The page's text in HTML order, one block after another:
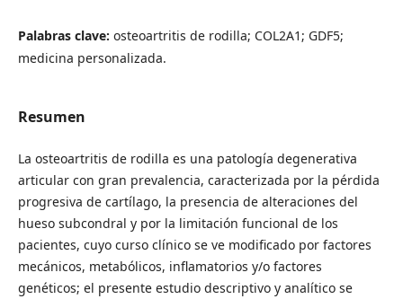
Palabras clave: osteoartritis de rodilla; COL2A1; GDF5;
medicina personalizada.
Resumen
La osteoartritis de rodilla es una patología degenerativa
articular con gran prevalencia, caracterizada por la pérdida
progresiva de cartílago, la presencia de alteraciones del
hueso subcondral y por la limitación funcional de los
pacientes, cuyo curso clínico se ve modificado por factores
mecánicos, metabólicos, inflamatorios y/o factores
genéticos; el presente estudio descriptivo y analítico se